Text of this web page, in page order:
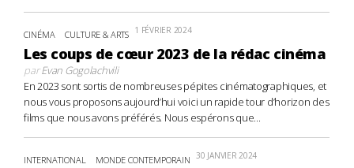
CINÉMA CULTURE & ARTS 1 FÉVRIER 2024
Les coups de cœur 2023 de la rédac cinéma
parEvan Gogolachvili
En 2023 sont sortis de nombreuses pépites cinématographiques, et
nous vous proposons aujourd’hui voici un rapide tour d’horizon des
films que nous avons préférés. Nous espérons que...
INTERNATIONAL MONDE CONTEMPORAIN 30 JANVIER 2024